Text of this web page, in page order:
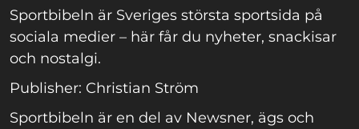
Sportbibeln är Sveriges största sportsida på
sociala medier – här får du nyheter, snackisar
och nostalgi.
Publisher: Christian Ström
Sportbibeln är en del av Newsner, ägs och